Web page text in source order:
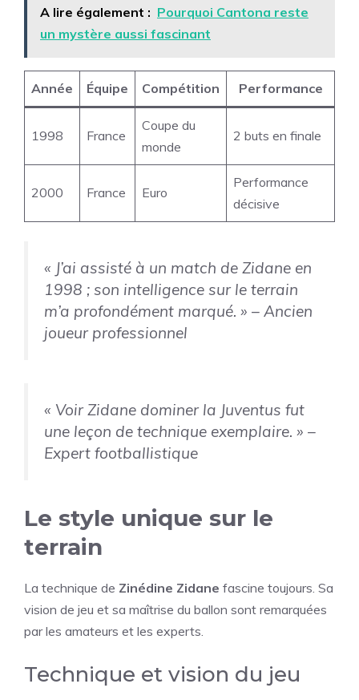
A lire également : Pourquoi Cantona reste
un mystère aussi fascinant
Année Équipe Compétition Performance
1998 France
Coupe du
monde
2 buts en finale
2000 France Euro
Performance
décisive
« J’ai assisté à un match de Zidane en
1998 ; son intelligence sur le terrain
m’a profondément marqué. » – Ancien
joueur professionnel
« Voir Zidane dominer la Juventus fut
une leçon de technique exemplaire. » –
Expert footballistique
Le style unique sur le
terrain
La technique de Zinédine Zidane fascine toujours. Sa
vision de jeu et sa maîtrise du ballon sont remarquées
par les amateurs et les experts.
Technique et vision du jeu